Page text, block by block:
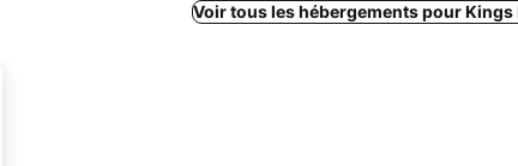
Voir tous les hébergements pour